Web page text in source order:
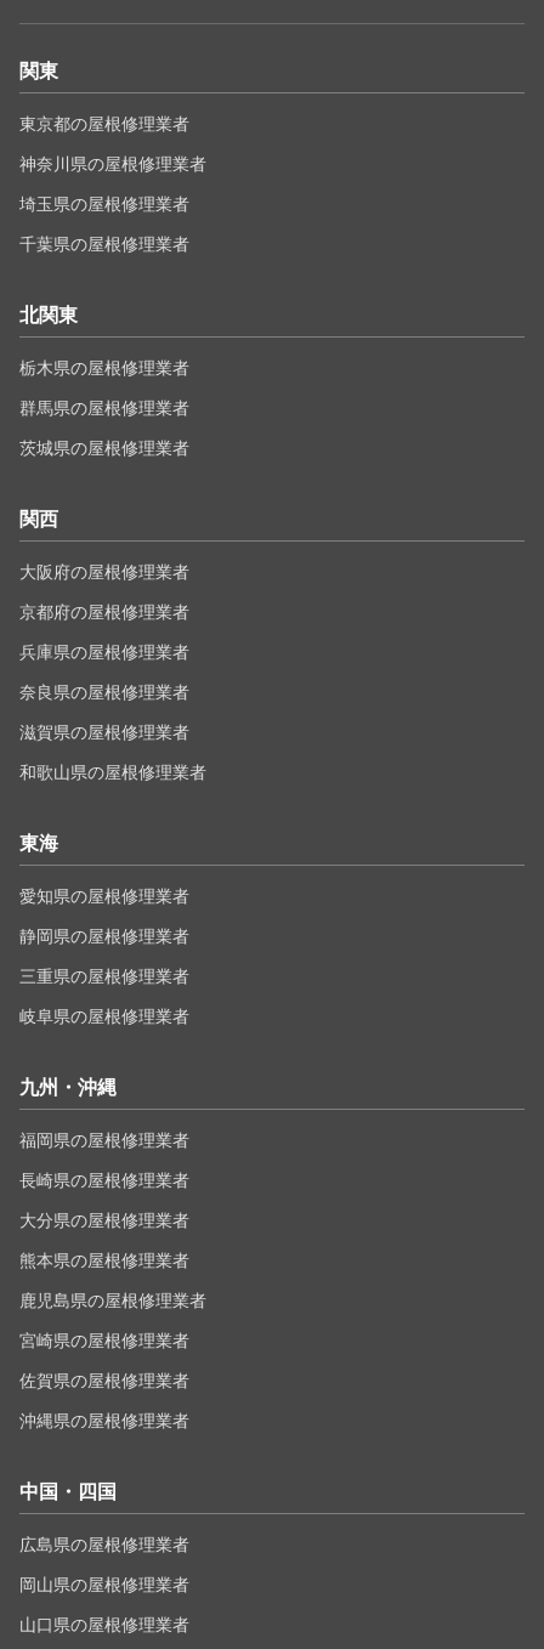
関東
東京都の屋根修理業者
神奈川県の屋根修理業者
埼玉県の屋根修理業者
千葉県の屋根修理業者
北関東
栃木県の屋根修理業者
群馬県の屋根修理業者
茨城県の屋根修理業者
関西
大阪府の屋根修理業者
京都府の屋根修理業者
兵庫県の屋根修理業者
奈良県の屋根修理業者
滋賀県の屋根修理業者
和歌山県の屋根修理業者
東海
愛知県の屋根修理業者
静岡県の屋根修理業者
三重県の屋根修理業者
岐阜県の屋根修理業者
九州・沖縄
福岡県の屋根修理業者
長崎県の屋根修理業者
大分県の屋根修理業者
熊本県の屋根修理業者
鹿児島県の屋根修理業者
宮崎県の屋根修理業者
佐賀県の屋根修理業者
沖縄県の屋根修理業者
中国・四国
広島県の屋根修理業者
岡山県の屋根修理業者
山口県の屋根修理業者